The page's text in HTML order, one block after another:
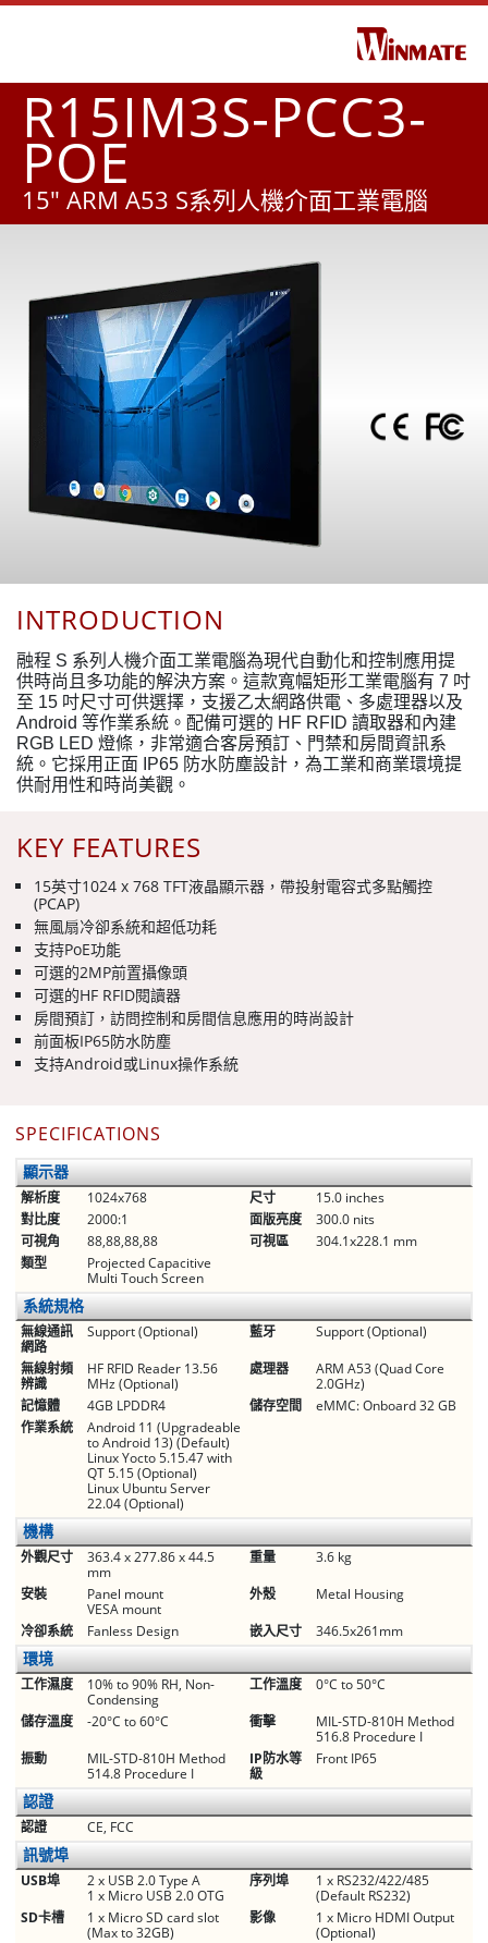
R15IM3S-PCC3-
POE
15" ARM A53 S系列人機介面工業電腦
KEY FEATURES
15英寸1024 x 768 TFT液晶顯示器，帶投射電容式多點觸控
(PCAP)
無風扇冷卻系統和超低功耗
支持PoE功能
可選的2MP前置攝像頭
可選的HF RFID閱讀器
房間預訂，訪問控制和房間信息應用的時尚設計
前面板IP65防水防塵
支持Android或Linux操作系統
INTRODUCTION
融程 S 系列人機介面工業電腦為現代自動化和控制應用提
供時尚且多功能的解決方案。這款寬幅矩形工業電腦有 7 吋
至 15 吋尺寸可供選擇，支援乙太網路供電、多處理器以及
Android 等作業系統。配備可選的 HF RFID 讀取器和內建
RGB LED 燈條，非常適合客房預訂、門禁和房間資訊系
統。它採用正面 IP65 防水防塵設計，為工業和商業環境提
供耐用性和時尚美觀。
SPECIFICATIONS
顯示器
解析度 1024x768 尺寸
15.0 inches
對比度
2000:1 面版亮度
300.0 nits
可視角
88,88,88,88 可視區
304.1x228.1 mm
類型
Projected Capacitive
Multi Touch Screen
系統規格
無線通訊
網路
Support (Optional) 藍牙
Support (Optional)
無線射頻
辨識
HF RFID Reader 13.56
MHz (Optional)
處理器
ARM A53 (Quad Core
2.0GHz)
記憶體
4GB LPDDR4 儲存空間
eMMC: Onboard 32 GB
作業系統
Android 11 (Upgradeable
to Android 13) (Default)
Linux Yocto 5.15.47 with
QT 5.15 (Optional)
Linux Ubuntu Server
22.04 (Optional)
機構
外觀尺寸
363.4 x 277.86 x 44.5
mm
重量
3.6 kg
安裝
Panel mount
VESA mount
外殼
Metal Housing
冷卻系統
Fanless Design 嵌入尺寸 346.5x261mm
環境
工作濕度
10% to 90% RH, Non-
Condensing
工作溫度
0°C to 50°C
儲存溫度
-20°C to 60°C 衝擊
MIL-STD-810H Method
516.8 Procedure I
振動
MIL-STD-810H Method
514.8 Procedure I
IP防水等
級
Front IP65
認證
認證 CE, FCC
訊號埠
USB埠
2 x USB 2.0 Type A
1 x Micro USB 2.0 OTG
序列埠
1 x RS232/422/485
(Default RS232)
SD卡槽
1 x Micro SD card slot
(Max to 32GB)
影像
1 x Micro HDMI Output
(Optional)